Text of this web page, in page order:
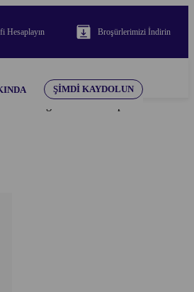
Hesaplayın Broşürlerimizi İndirin
ŞIMDI KAYDOLUN
reddeder. Kaplan